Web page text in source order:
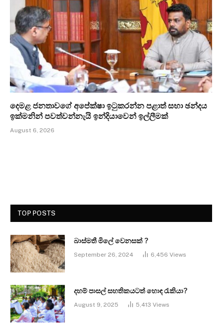
දෙමළ ජනතාවගේ අපේක්ෂා ඉටුකරන්න පළාත් සභා ඡන්දය
ඉක්මනින් පවත්වන්නැයි ඉන්දියාවෙන් ඉල්ලීමක්
August 6, 2026
TOP POSTS
බාස්මතී මිලේ වෙනසක් ?
September 26, 2024 6,456 Views
දහම් පාසල් සහතිකයටත් හොඳ රැකියා?
August 9, 2025 5,413 Views